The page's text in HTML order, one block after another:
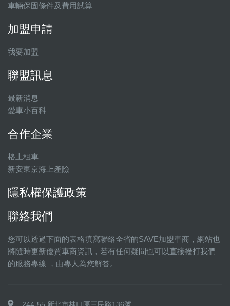
車輛保固條件及費用試算
加盟申請
我要加盟
聯盟訊息
最新消息
愛車小百科
合作企業
格上租車
新安東京海上產險
隱私權保護政策
聯絡我們
您可以透過下面的表格填寫聯絡全省的SAVE加盟車商，網站也
將隨時更新優質車商資訊，若有任何疑問也可以直接撥打我們
的服務專線 ，由專人為您解答。